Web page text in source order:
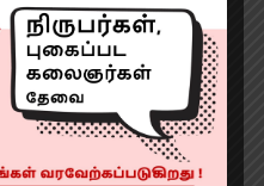
Masters of the